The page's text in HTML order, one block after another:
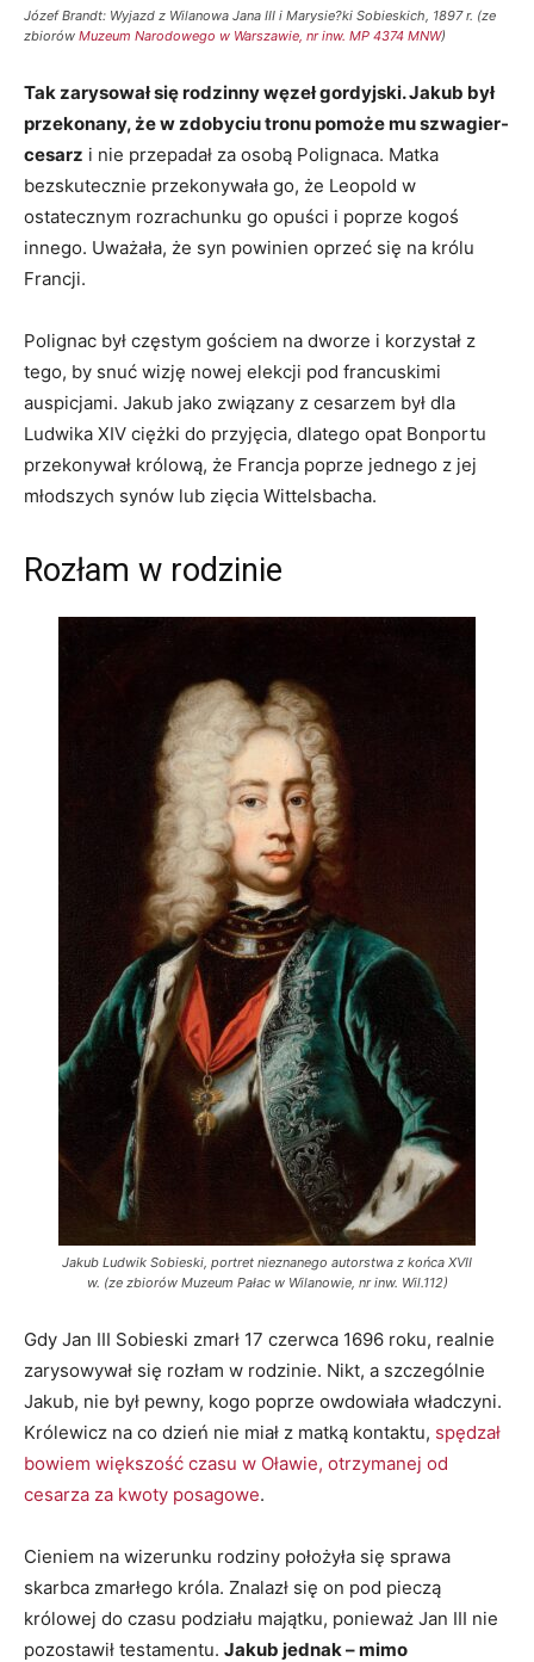
Józef Brandt: Wyjazd z Wilanowa Jana III i Marysie?ki Sobieskich, 1897 r. (ze
zbiorów Muzeum Narodowego w Warszawie, nr inw. MP 4374 MNW)
Tak zarysował się rodzinny węzeł gordyjski. Jakub był
przekonany, że w zdobyciu tronu pomoże mu szwagier-
cesarz i nie przepadał za osobą Polignaca. Matka
bezskutecznie przekonywała go, że Leopold w
ostatecznym rozrachunku go opuści i poprze kogoś
innego. Uważała, że syn powinien oprzeć się na królu
Francji.
Polignac był częstym gościem na dworze i korzystał z
tego, by snuć wizję nowej elekcji pod francuskimi
auspicjami. Jakub jako związany z cesarzem był dla
Ludwika XIV ciężki do przyjęcia, dlatego opat Bonportu
przekonywał królową, że Francja poprze jednego z jej
młodszych synów lub zięcia Wittelsbacha.
Rozłam w rodzinie
Jakub Ludwik Sobieski, portret nieznanego autorstwa z końca XVII
w. (ze zbiorów Muzeum Pałac w Wilanowie, nr inw. Wil.112)
Gdy Jan III Sobieski zmarł 17 czerwca 1696 roku, realnie
zarysowywał się rozłam w rodzinie. Nikt, a szczególnie
Jakub, nie był pewny, kogo poprze owdowiała władczyni.
Królewicz na co dzień nie miał z matką kontaktu, spędzał
bowiem większość czasu w Oławie, otrzymanej od
cesarza za kwoty posagowe.
Cieniem na wizerunku rodziny położyła się sprawa
skarbca zmarłego króla. Znalazł się on pod pieczą
królowej do czasu podziału majątku, ponieważ Jan III nie
pozostawił testamentu. Jakub jednak – mimo